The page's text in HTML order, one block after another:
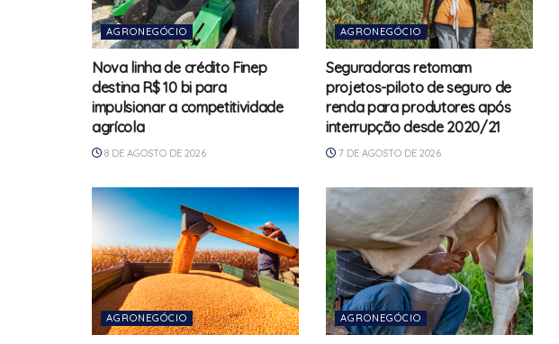
AGRONEGÓCIO
Nova linha de crédito Finep
destina R$ 10 bi para
impulsionar a competitividade
agrícola
8 DE AGOSTO DE 2026
AGRONEGÓCIO
Seguradoras retomam
projetos-piloto de seguro de
renda para produtores após
interrupção desde 2020/21
7 DE AGOSTO DE 2026
AGRONEGÓCIO AGRONEGÓCIO